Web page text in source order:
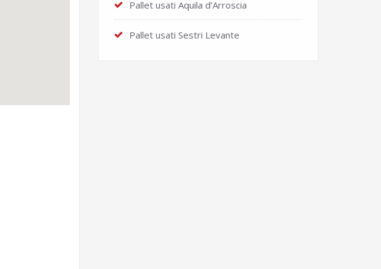
Pallet usati Aquila d’Arroscia
Pallet usati Sestri Levante